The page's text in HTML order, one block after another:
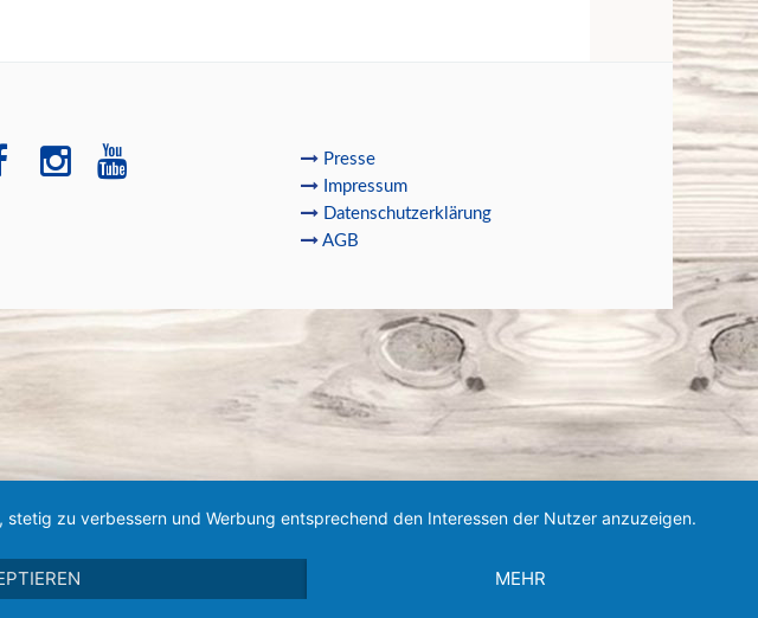
Presse
Impressum
Datenschutzerklärung
AGB
zu verbessern und Werbung entsprechend den Interessen der Nutzer anzuzeigen.
MEHR